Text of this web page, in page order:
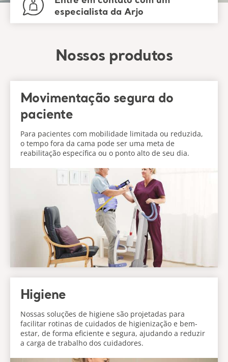
especialista da Arjo
Nossos produtos
Movimentação segura do
paciente
Para pacientes com mobilidade limitada ou reduzida,
o tempo fora da cama pode ser uma meta de
reabilitação específica ou o ponto alto de seu dia.
Higiene
Nossas soluções de higiene são projetadas para
facilitar rotinas de cuidados de higienização e bem-
estar, de forma eficiente e segura, ajudando a reduzir
a carga de trabalho dos cuidadores.